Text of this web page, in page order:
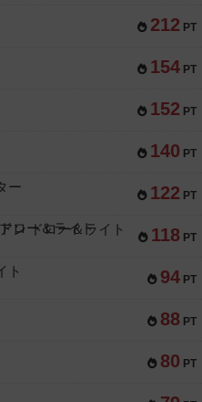
212 PT
154 PT
152 PT
140 PT
122 PT
ー
118 PT
ン ドロー＆ライト
94 PT
ト
88 PT
80 PT